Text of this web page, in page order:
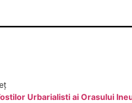
Urbarialisti ai Orasului